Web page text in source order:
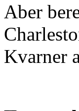
Aber
Kvarner